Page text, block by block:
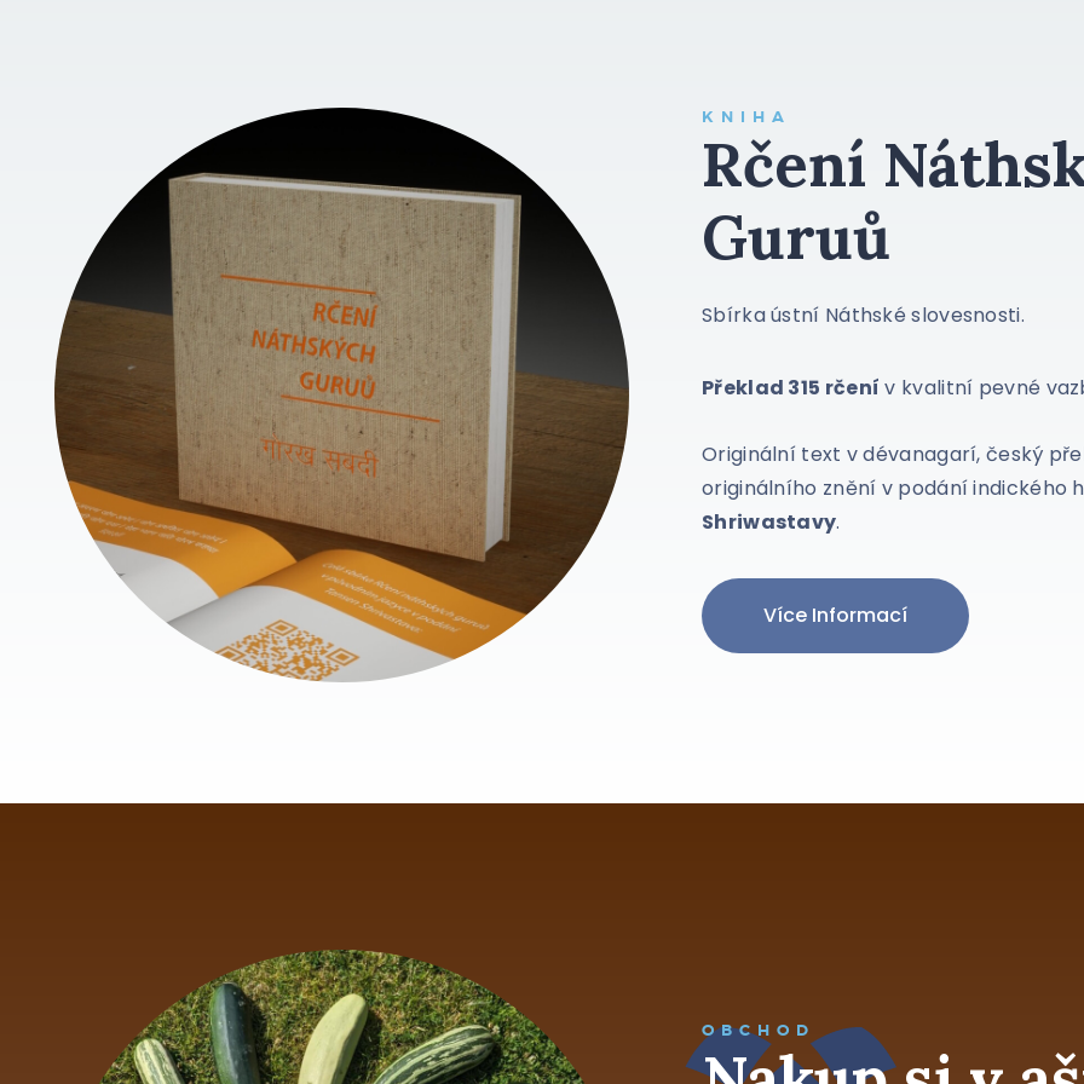
KNIHA
Rčení
Guruů
Sbírka ústní Náthské slovesnosti.
Překlad 315 rčení v kvalitní pevné
Originální text v dévanagarí, český
originálního znění v podání indického
Shriwastavy.
Více Informací
OBCHOD